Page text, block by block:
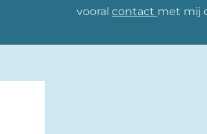
vooral contact met mij